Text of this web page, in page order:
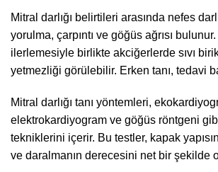
Mitral darlığı belirtileri arasında nefes
yorulma, çarpıntı ve göğüs ağrısı bulunur.
ilerlemesiyle birlikte akciğerlerde sıvı
yetmezliği görülebilir. Erken tanı, tedavi
Mitral darlığı tanı yöntemleri,
elektrokardiyogram ve göğüs röntgeni
tekniklerini içerir. Bu testler, kapak
ve daralmanın derecesini net bir şekilde